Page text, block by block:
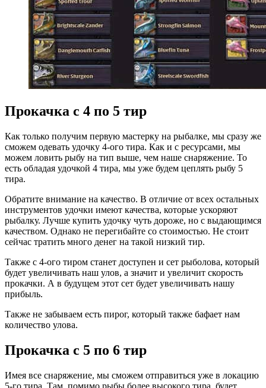
Прокачка с 4 по 5 тир
Как только получим первую мастерку на рыбалке, мы сразу же
сможем одевать удочку 4-ого тира. Как и с ресурсами, мы
можем ловить рыбу на тип выше, чем наше снаряжение. То
есть обладая удочкой 4 тира, мы уже будем цеплять рыбу 5
тира.
Обратите внимание на качество. В отличие от всех остальных
инструментов удочки имеют качества, которые ускоряют
рыбалку. Лучше купить удочку чуть дороже, но с выдающимся
качеством. Однако не перегибайте со стоимостью. Не стоит
сейчас тратить много денег на такой низкий тир.
Также с 4-ого тиром станет доступен и сет рыболова, который
будет увеличивать наш улов, а значит и увеличит скорость
прокачки. А в будущем этот сет будет увеличивать нашу
прибыль.
Также не забываем есть пирог, который также бафает нам
количество улова.
Прокачка с 5 по 6 тир
Имея все снаряжение, мы сможем отправиться уже в локацию
5-го тира. Там, помимо рыбы более высокого тира, будет